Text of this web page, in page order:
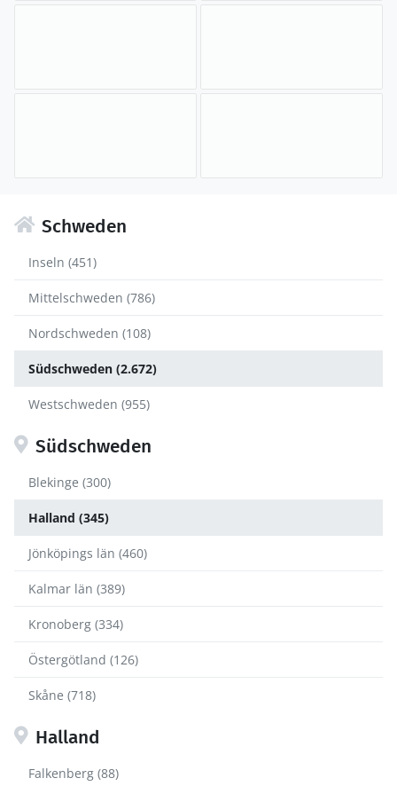
Schweden
Inseln (451)
Mittelschweden (786)
Nordschweden (108)
Südschweden (2.672)
Westschweden (955)
Südschweden
Blekinge (300)
Halland (345)
Jönköpings län (460)
Kalmar län (389)
Kronoberg (334)
Östergötland (126)
Skåne (718)
Halland
Falkenberg (88)